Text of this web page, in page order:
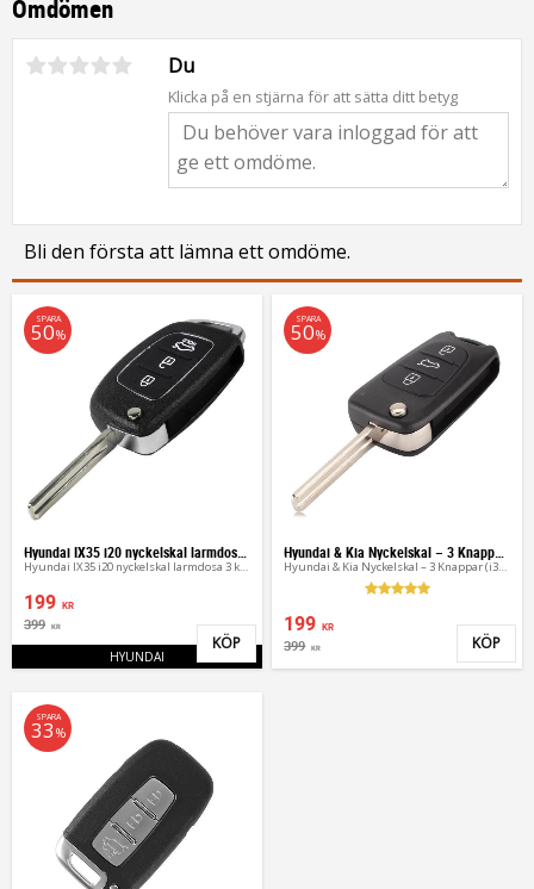
Omdömen
Du
Klicka på en stjärna för att sätta ditt betyg
Bli den första att lämna ett omdöme.
Hyundai IX35 i20 nyckelskal larmdosa 3 knappar
199 KR
399 KR
SPARA
50%
HYUNDAI Lägg till i favoriter
KÖP
Hyundai & Kia Nyckelskal – 3 Knappar (i30, ix35, K5)
199 KR
399 KR
SPARA
50%
KÖP
SPARA
33 %